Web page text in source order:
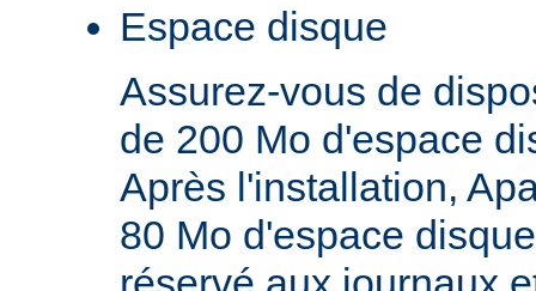
Espace disque
Assurez-vous de
de 200 Mo d'espace
Après l'installation,
80 Mo d'espace